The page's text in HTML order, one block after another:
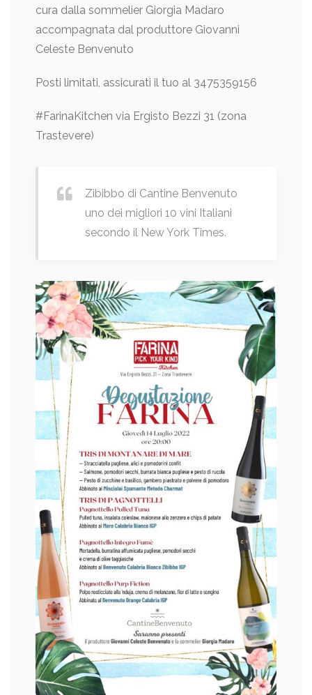
cura dalla sommelier Giorgia Madaro
accompagnata dal produttore Giovanni
Celeste Benvenuto
Posti limitati, assicurati il tuo al 3475359156
#FarinaKitchen via Ergisto Bezzi 31 (zona
Trastevere)
Zibibbo di Cantine Benvenuto
uno dei migliori 10 vini Italiani
secondo il New York Times.